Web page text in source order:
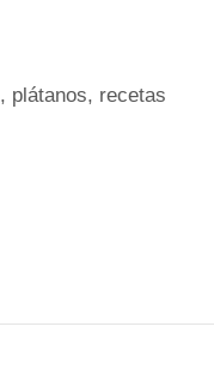
, plátanos, recetas